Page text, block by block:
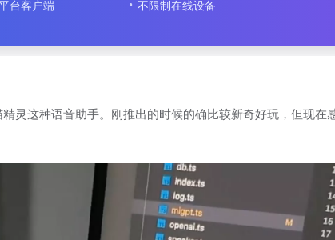
台客户端
不限制在线设备
灵这种语音助手。刚推出的时候的确比较新奇好玩，但现在